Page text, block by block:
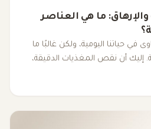
ما هي العناصر
في حياتنا اليومية، ولكن غالبًا ما
إليك أن نقص المغذيات الدقيقة،
يمكن أن يكون له تأثير